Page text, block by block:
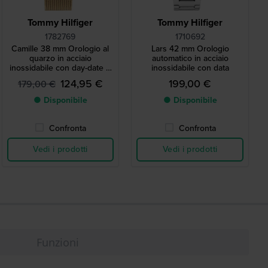
Tommy Hilfiger
1782769
Camille 38 mm Orologio al
quarzo in acciaio
inossidabile con day-date e
quadrante 24h
179,00 € 124,95 €
● Disponibile
Confronta
Vedi i prodotti
Tommy Hilfiger
1710692
Lars 42 mm Orologio
automatico in acciaio
inossidabile con data
199,00 €
● Disponibile
Confronta
Vedi i prodotti